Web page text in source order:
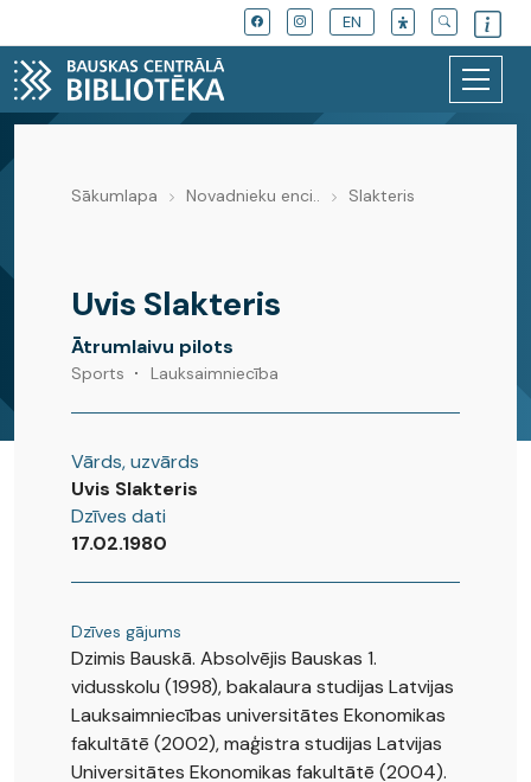
EN
Novadnieku enciklopēdija
Sākumlapa Novadnieku enci.. Slakteris
Uvis Slakteris
Ātrumlaivu pilots
Sports Lauksaimniecība
Vārds, uzvārds
Uvis Slakteris
Dzīves dati
17.02.1980
Dzīves gājums
Dzimis Bauskā. Absolvējis Bauskas 1.
vidusskolu (1998), bakalaura studijas Latvijas
Lauksaimniecības universitātes Ekonomikas
fakultātē (2002), maģistra studijas Latvijas
Universitātes Ekonomikas fakultātē (2004).